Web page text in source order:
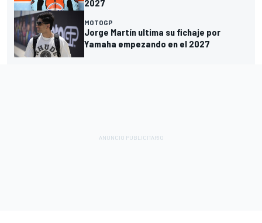
2027
MOTOGP
Jorge Martín ultima su fichaje por
Yamaha empezando en el 2027